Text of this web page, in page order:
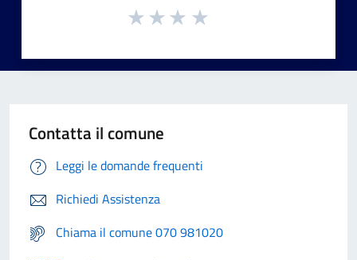
Contatta il comune
Leggi le domande frequenti
Richiedi Assistenza
Chiama il comune 070 981020